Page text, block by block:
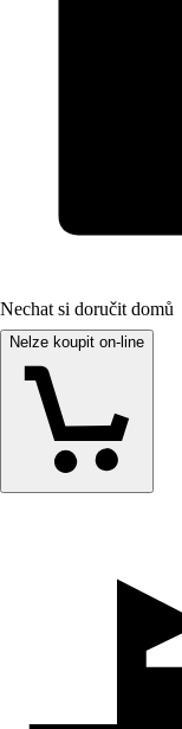
Nechat si doručit domů
Nelze koupit on-line